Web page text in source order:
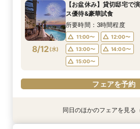
8/11(火)
9:30〜
10:00〜
14:30〜
15:00〜
18:00〜
フェアを予約
8/11(火)
9:30〜
10:00〜
14:30〜
15:00〜
18:00〜
フェアを予約
8/11(火)
9:30〜
10:00〜
14:30〜
15:00〜
18:00〜
フェアを予約
8/11(火)
9:30〜
10:00〜
14:30〜
15:00〜
18:00〜
フェアを予約
8/11(火)
11:00〜
12:00〜
16:00〜
17:00〜
フェアを予約
8/12(水)
【お盆休み】貸切邸宅で
ス優待&豪華試食
所要時間：3時間程度
11:00〜
12:00〜
13:00〜
14:00〜
15:00〜
フェアを予約
特典あり
特典あり
特典あり
特典あり同日のほかのフェアを見る